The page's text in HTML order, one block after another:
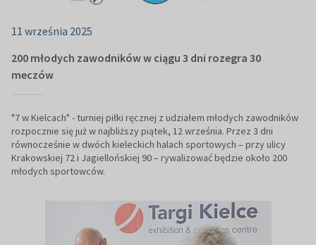
11 września 2025
200 młodych zawodników w ciągu 3 dni rozegra 30
meczów
"7 w Kielcach" - turniej piłki ręcznej z udziałem młodych zawodników
rozpocznie się już w najbliższy piątek, 12 września. Przez 3 dni
równocześnie w dwóch kieleckich halach sportowych – przy ulicy
Krakowskiej 72 i Jagiellońskiej 90 – rywalizować będzie około 200
młodych sportowców.